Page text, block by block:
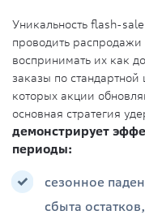
Уникальность flash-
проводить распродажи
воспринимать их как
заказы по
которых акции
основная стратегия
демонстрирует
периоды:
сезонное
сбыта